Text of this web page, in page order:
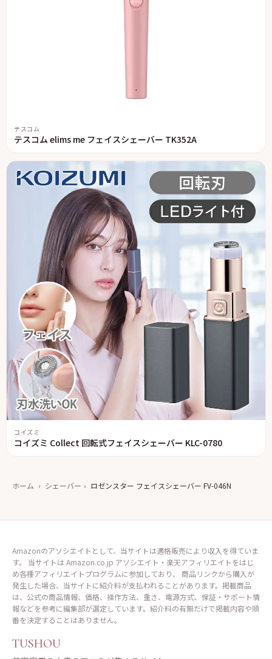
テスコム
テスコム elims me フェイスシェーバー TK352A
コイズミ
コイズミ Collect 回転式フェイスシェーバー KLC-0780
ホーム › シェーバー › ロゼンスター フェイスシェーバー FV-046N
Amazonのアソシエイトとして、当サイトは適格販売により収入を得ていま
す。 当サイトは Amazon.co.jp アソシエイト・楽天アフィリエイトをはじ
め各種アフィリエイトプログラムに参加しており、 商品リンクから購入が
発生した場合、当サイトに紹介料が支払われることがあります。掲載商品
は、公式の商品情報、価格、操作方法、重さ、電源方式、保証・サポート情
報などを参考に編集部が選定しています。紹介料の有無だけで掲載内容や順
番を決定することはありません。
TUSHOU